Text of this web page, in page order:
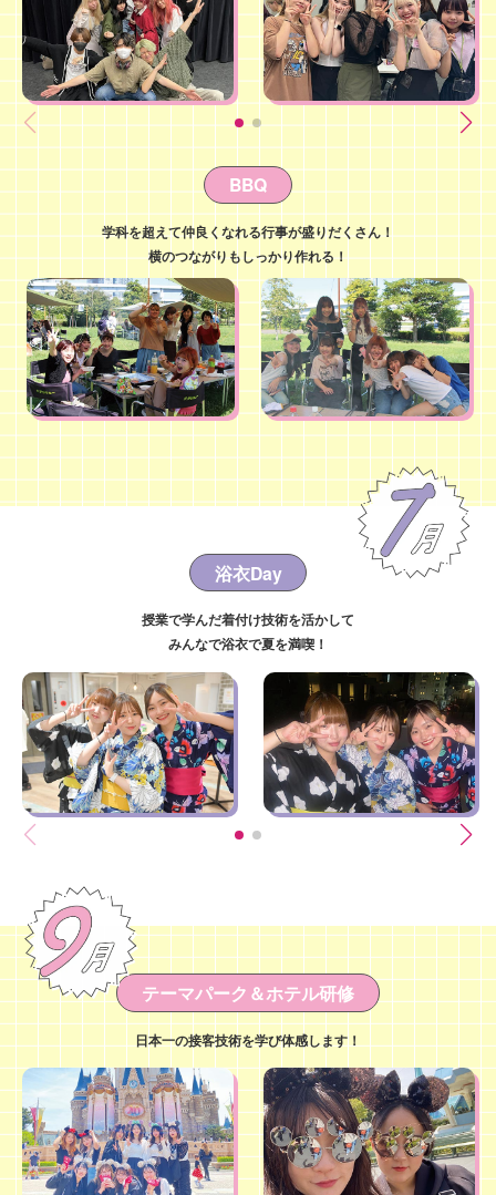
BBQ
学科を超えて仲良くなれる行事が盛りだくさん！
横のつながりもしっかり作れる！
浴衣Day
授業で学んだ着付け技術を活かして
みんなで浴衣で夏を満喫！
テーマパーク＆ホテル研修
日本一の接客技術を学び体感します！